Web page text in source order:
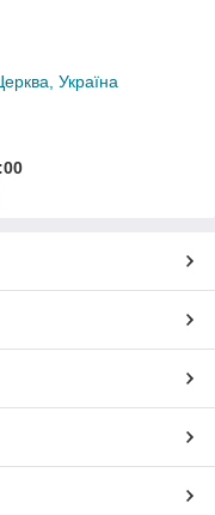
Україна